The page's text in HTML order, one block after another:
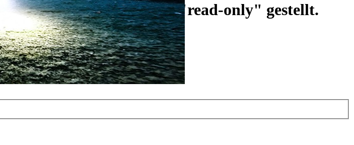
alten Galerieund ist auf "read-only" gestellt.